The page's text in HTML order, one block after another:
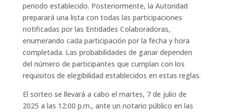
periodo establecido. Posteriormente, la Autoridad
preparará una lista con todas las participaciones
notificadas por las Entidades Colaboradoras,
enumerando cada participación por la fecha y hora
completada. Las probabilidades de ganar dependen
del número de participantes que cumplan con los
requisitos de elegibilidad establecidos en estas reglas.
El sorteo se llevará a cabo el martes, 7 de julio de
2025 a las 12:00 p.m., ante un notario público en las